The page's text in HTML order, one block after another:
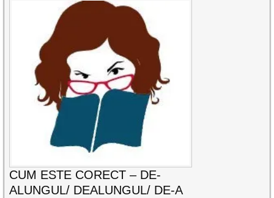
CUM ESTE CORECT – DE-
ALUNGUL/ DEALUNGUL/ DE-A